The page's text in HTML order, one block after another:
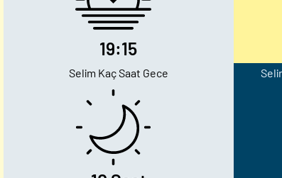
19:15
Selim Kaç Saat Gece